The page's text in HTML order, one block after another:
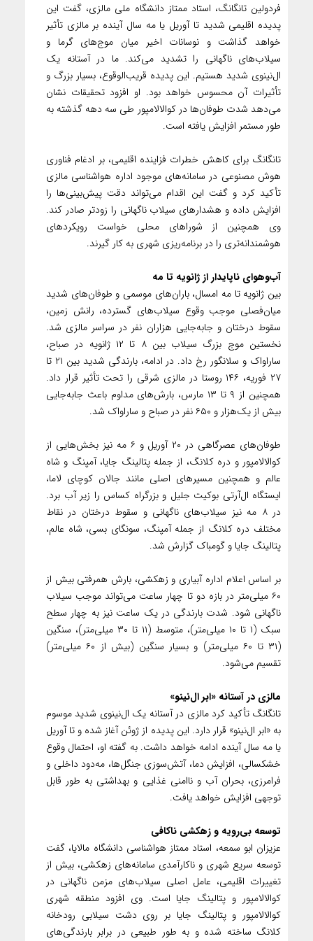
فردولین تانگانگ، استاد ممتاز دانشگاه ملی مالزی، گفت این
پدیده اقلیمی شدید تا آوریل یا مه سال آینده بر مالزی تأثیر
خواهد گذاشت و نوسانات اخیر میان موج‌های گرما و
سیلاب‌های ناگهانی را تشدید می‌کند. ما در آستانه یک
ال‌نینوی شدید هستیم. این پدیده قریب‌الوقوع، بسیار بزرگ و
تأثیرات آن محسوس خواهد بود. او افزود تحقیقات نشان
می‌دهد شدت طوفان‌ها در کوالالامپور طی سه دهه گذشته به
طور مستمر افزایش یافته است.
تانگانگ برای کاهش خطرات فزاینده اقلیمی، بر ادغام فناوری
هوش مصنوعی در سامانه‌های موجود اداره هواشناسی مالزی
تأکید کرد و گفت این اقدام می‌تواند دقت پیش‌بینی‌ها را
افزایش داده و هشدارهای سیلاب ناگهانی را زودتر صادر کند.
وی همچنین از شوراهای محلی خواست رویکردهای
هوشمندانه‌تری را در برنامه‌ریزی شهری به کار گیرند.
آب‌وهوای ناپایدار از ژانویه تا مه
بین ژانویه تا مه امسال، باران‌های موسمی و طوفان‌های شدید
میان‌فصلی موجب وقوع سیلاب‌های گسترده، رانش زمین،
سقوط درختان و جابه‌جایی هزاران نفر در سراسر مالزی شد.
نخستین موج بزرگ سیلاب بین ۸ تا ۱۲ ژانویه در صباح،
ساراواک و سلانگور رخ داد. در ادامه، بارندگی شدید بین ۲۱ تا
۲۷ فوریه، ۱۴۶ روستا در مالزی شرقی را تحت تأثیر قرار داد.
همچنین از ۹ تا ۱۳ مارس، بارش‌های مداوم باعث جابه‌جایی
بیش از یک‌هزار و ۶۵۰ نفر در صباح و ساراواک شد.
طوفان‌های عصرگاهی در ۲۰ آوریل و ۶ مه نیز بخش‌هایی از
کوالالامپور و دره کلانگ، از جمله پتالینگ جایا، آمپنگ و شاه
عالم و همچنین مسیرهای اصلی مانند جالان کوچای لاما،
ایستگاه ال‌آر‌تی بوکیت جلیل و بزرگراه کساس را زیر آب برد.
در ۸ مه نیز سیلاب‌های ناگهانی و سقوط درختان در نقاط
مختلف دره کلانگ از جمله آمپنگ، سونگای بسی، شاه عالم،
پتالینگ جایا و گومباک گزارش شد.
بر اساس اعلام اداره آبیاری و زهکشی، بارش همرفتی بیش از
۶۰ میلی‌متر در بازه دو تا چهار ساعت می‌تواند موجب سیلاب
ناگهانی شود. شدت بارندگی در یک ساعت نیز به چهار سطح
سبک (۱ تا ۱۰ میلی‌متر)، متوسط (۱۱ تا ۳۰ میلی‌متر)، سنگین
(۳۱ تا ۶۰ میلی‌متر) و بسیار سنگین (بیش از ۶۰ میلی‌متر)
تقسیم می‌شود.
مالزی در آستانه «ابر ال‌نینو»
تانگانگ تأکید کرد مالزی در آستانه یک ال‌نینوی شدید موسوم
به «ابر ال‌نینو» قرار دارد. این پدیده از ژوئن آغاز شده و تا آوریل
یا مه سال آینده ادامه خواهد داشت. به گفته او، احتمال وقوع
خشکسالی، افزایش دما، آتش‌سوزی جنگل‌ها، مه‌دود داخلی و
فرامرزی، بحران آب و ناامنی غذایی و بهداشتی به طور قابل
توجهی افزایش خواهد یافت.
توسعه بی‌رویه و زهکشی ناکافی
عزیزان ابو سمعه، استاد ممتاز هواشناسی دانشگاه مالایا، گفت
توسعه سریع شهری و ناکارآمدی سامانه‌های زهکشی، بیش از
تغییرات اقلیمی، عامل اصلی سیلاب‌های مزمن ناگهانی در
کوالالامپور و پتالینگ جایا است. وی افزود منطقه شهری
کوالالامپور و پتالینگ جایا بر روی دشت سیلابی رودخانه
کلانگ ساخته شده و به طور طبیعی در برابر بارندگی‌های